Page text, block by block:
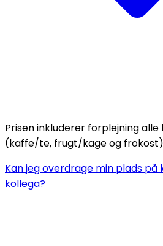
Prisen inkluderer forplejning
(kaffe/te, frugt/kage og
Kan jeg overdrage min plads
kollega?